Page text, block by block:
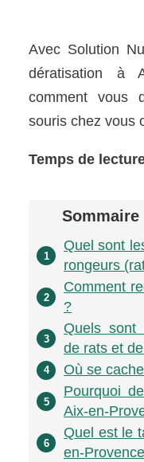
Avec Solution
dératisation à
comment vous
souris chez vous
Temps de
Sommaire
1
Quel sont
rongeurs
2
Comment
?
3
Quels sont
de rats et
4 Où se
5
Pourquoi
Aix-en-
6
Quel est le
en-